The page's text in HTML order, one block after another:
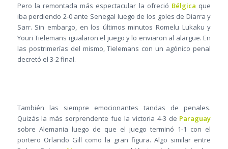
Pero la remontada más espectacular la ofreció Bélgica que
iba perdiendo 2-0 ante Senegal luego de los goles de Diarra y
Sarr. Sin embargo, en los últimos minutos Romelu Lukaku y
Youri Tielemans igualaron el juego y lo enviaron al alargue. En
las postrimerías del mismo, Tielemans con un agónico penal
decretó el 3-2 final.
También las siempre emocionantes tandas de penales.
Quizás la más sorprendente fue la victoria 4-3 de Paraguay
sobre Alemania luego de que el juego terminó 1-1 con el
portero Orlando Gill como la gran figura. Algo similar entre